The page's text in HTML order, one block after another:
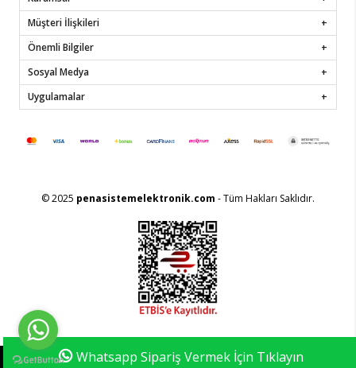
Müşteri İlişkileri
Önemli Bilgiler
Sosyal Medya
Uygulamalar
© 2025 penasistemelektronik.com - Tüm Hakları Saklıdır.
Whatsapp Sipariş Vermek İçin Tıklayın